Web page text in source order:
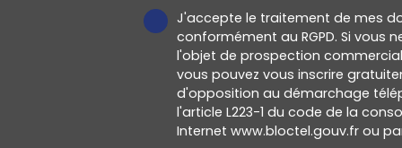
J'accepte le traitement de mes
conformément au RGPD. Si vous
l'objet de prospection
vous pouvez vous inscrire
d'opposition au démarchage
l'article L223-1 du code de la
Internet www.bloctel.gouv.fr ou